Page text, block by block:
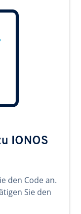
IONOS
den Code an.
Sie den